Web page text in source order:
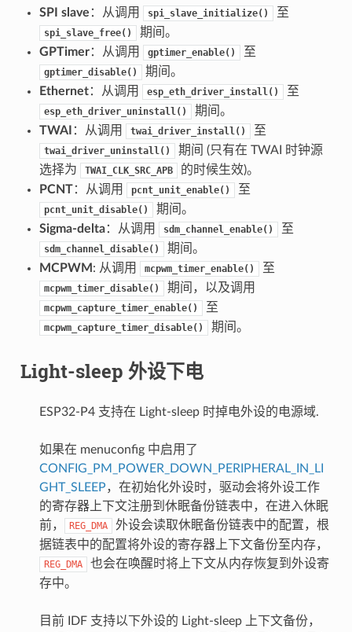
SPI slave ：从调用 spi_slave_initialize() 至
spi_slave_free()
期间。
GPTimer：从调用 gptimer_enable() 至
gptimer_disable()
期间。
Ethernet：从调用 esp_eth_driver_install() 至
esp_eth_driver_uninstall()
期间。
TWAI ：从调用 twai_driver_install() 至
twai_driver_uninstall()
期间 (只有在 TWAI 时钟源
选择为
TWAI_CLK_SRC_APB
的时候生效)。
PCNT：从调用 pcnt_unit_enable() 至
pcnt_unit_disable()
期间。
Sigma-delta：从调用 sdm_channel_enable() 至
sdm_channel_disable()
期间。
MCPWM : 从调用 mcpwm_timer_enable() 至
mcpwm_timer_disable() 期间，以及调用
mcpwm_capture_timer_enable() 至
mcpwm_capture_timer_disable() 期间。
Light-sleep 外设下电
ESP32-P4 支持在 Light-sleep 时掉电外设的电源域.
如果在 menuconfig 中启用了
CONFIG_PM_POWER_DOWN_PERIPHERAL_IN_LI
GHT_SLEEP，在初始化外设时，驱动会将外设工作
的寄存器上下文注册到休眠备份链表中，在进入休眠
前，
REG_DMA
外设会读取休眠备份链表中的配置，根
据链表中的配置将外设的寄存器上下文备份至内存，
REG_DMA
也会在唤醒时将上下文从内存恢复到外设寄
存中。
目前 IDF 支持以下外设的 Light-sleep 上下文备份，